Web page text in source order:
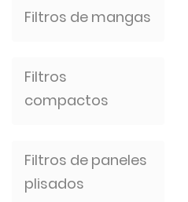
Filtros de mangas
Filtros
compactos
Filtros de paneles
plisados